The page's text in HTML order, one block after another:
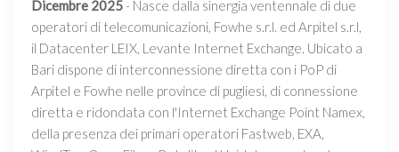
Dicembre 2025- Nasce dalla sinergia ventennale di due
operatori di telecomunicazioni, Fowhe s.r.l. ed Arpitel s.r.l,
il Datacenter LEIX, Levante Internet Exchange. Ubicato a
Bari dispone di interconnessione diretta con i PoP di
Arpitel e Fowhe nelle province di pugliesi, di connessione
diretta e ridondata con l'Internet Exchange Point Namex,
della presenza dei primari operatori Fastweb, EXA,